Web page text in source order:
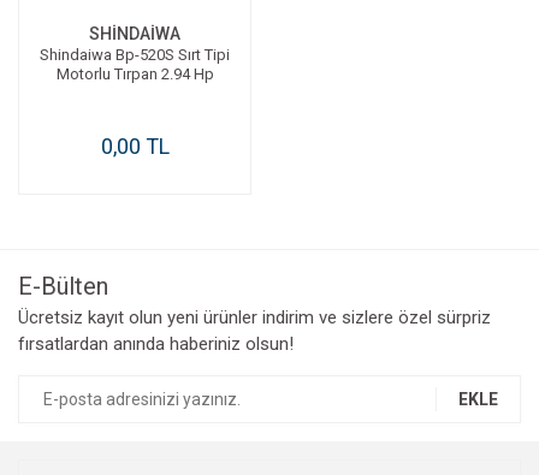
SHİNDAİWA
Shindaiwa Bp-520S Sırt Tipi
Motorlu Tırpan 2.94 Hp
0,00 TL
E-Bülten
Ücretsiz kayıt olun yeni ürünler indirim ve sizlere özel sürpriz
fırsatlardan anında haberiniz olsun!
EKLE